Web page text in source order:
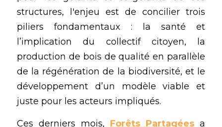
structures, l'enjeu est de concilier trois
piliers fondamentaux : la santé et
l’implication du collectif citoyen, la
production de bois de qualité en parallèle
de la régénération de la biodiversité, et le
développement d’un modèle viable et
juste pour les acteurs impliqués.
Ces derniers mois, Forêts Partagées a